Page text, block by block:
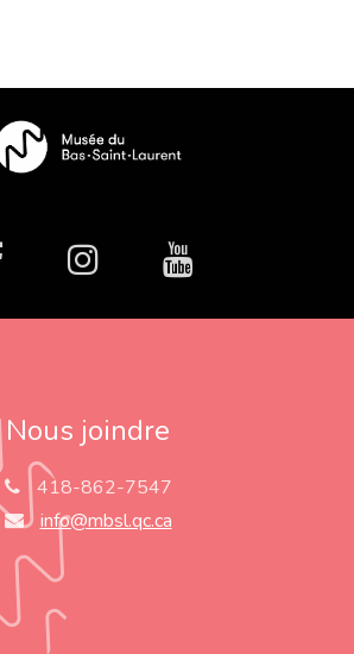
facebookInstagramYoutube
Nous joindre
418-862-7547
info@mbsl.qc.ca